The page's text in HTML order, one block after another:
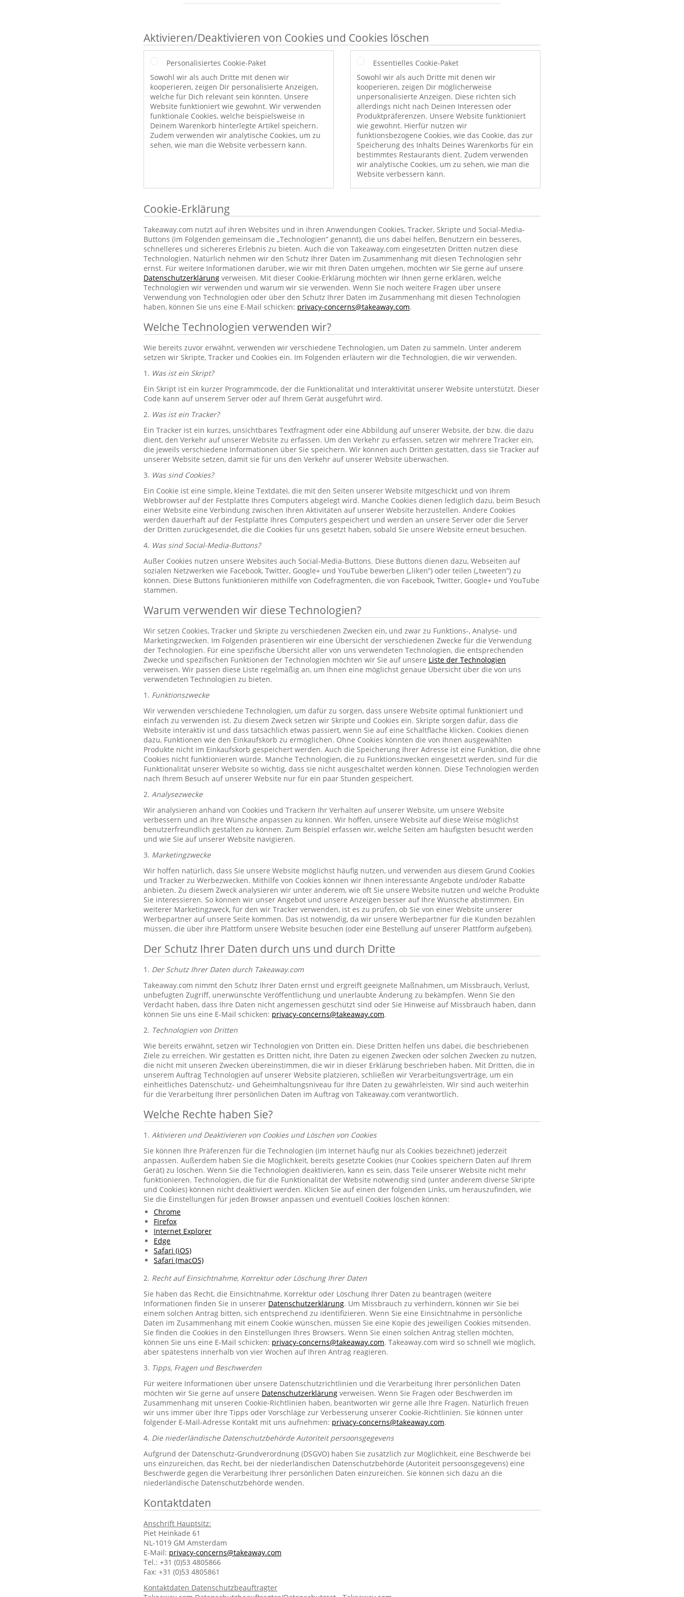
Aktivieren/Deaktivieren von Cookies und Cookies löschen
Personalisiertes Cookie-Paket
Sowohl wir als auch Dritte mit denen wir
kooperieren, zeigen Dir personalisierte Anzeigen,
welche für Dich relevant sein könnten. Unsere
Website funktioniert wie gewohnt. Wir verwenden
funktionale Cookies, welche beispielsweise in
Deinem Warenkorb hinterlegte Artikel speichern.
Zudem verwenden wir analytische Cookies, um zu
sehen, wie man die Website verbessern kann.
Essentielles Cookie-Paket
Sowohl wir als auch Dritte mit denen wir
kooperieren, zeigen Dir möglicherweise
unpersonalisierte Anzeigen. Diese richten sich
allerdings nicht nach Deinen Interessen oder
Produktpräferenzen. Unsere Website funktioniert
wie gewohnt. Hierfür nutzen wir
funktionsbezogene Cookies, wie das Cookie, das zur
Speicherung des Inhalts Deines Warenkorbs für ein
bestimmtes Restaurants dient. Zudem verwenden
wir analytische Cookies, um zu sehen, wie man die
Website verbessern kann.
Cookie-Erklärung
Takeaway.com nutzt auf ihren Websites und in ihren Anwendungen Cookies, Tracker, Skripte und Social-Media-
Buttons (im Folgenden gemeinsam die „Technologien“ genannt), die uns dabei helfen, Benutzern ein besseres,
schnelleres und sichereres Erlebnis zu bieten. Auch die von Takeaway.com eingesetzten Dritten nutzen diese
Technologien. Natürlich nehmen wir den Schutz Ihrer Daten im Zusammenhang mit diesen Technologien sehr
ernst. Für weitere Informationen darüber, wie wir mit Ihren Daten umgehen, möchten wir Sie gerne auf unsere
Datenschutzerklärung verweisen. Mit dieser Cookie-Erklärung möchten wir Ihnen gerne erklären, welche
Technologien wir verwenden und warum wir sie verwenden. Wenn Sie noch weitere Fragen über unsere
Verwendung von Technologien oder über den Schutz Ihrer Daten im Zusammenhang mit diesen Technologien
haben, können Sie uns eine E-Mail schicken: privacy-concerns@takeaway.com.
Welche Technologien verwenden wir?
Wie bereits zuvor erwähnt, verwenden wir verschiedene Technologien, um Daten zu sammeln. Unter anderem
setzen wir Skripte, Tracker und Cookies ein. Im Folgenden erläutern wir die Technologien, die wir verwenden.
1. Was ist ein Skript?
Ein Skript ist ein kurzer Programmcode, der die Funktionalität und Interaktivität unserer Website unterstützt. Dieser
Code kann auf unserem Server oder auf Ihrem Gerät ausgeführt wird.
2. Was ist ein Tracker?
Ein Tracker ist ein kurzes, unsichtbares Textfragment oder eine Abbildung auf unserer Website, der bzw. die dazu
dient, den Verkehr auf unserer Website zu erfassen. Um den Verkehr zu erfassen, setzen wir mehrere Tracker ein,
die jeweils verschiedene Informationen über Sie speichern. Wir können auch Dritten gestatten, dass sie Tracker auf
unserer Website setzen, damit sie für uns den Verkehr auf unserer Website überwachen.
3. Was sind Cookies?
Ein Cookie ist eine simple, kleine Textdatei, die mit den Seiten unserer Website mitgeschickt und von Ihrem
Webbrowser auf der Festplatte Ihres Computers abgelegt wird. Manche Cookies dienen lediglich dazu, beim Besuch
einer Website eine Verbindung zwischen Ihren Aktivitäten auf unserer Website herzustellen. Andere Cookies
werden dauerhaft auf der Festplatte Ihres Computers gespeichert und werden an unsere Server oder die Server
der Dritten zurückgesendet, die die Cookies für uns gesetzt haben, sobald Sie unsere Website erneut besuchen.
4. Was sind Social-Media-Buttons?
Außer Cookies nutzen unsere Websites auch Social-Media-Buttons. Diese Buttons dienen dazu, Webseiten auf
sozialen Netzwerken wie Facebook, Twitter, Google+ und YouTube bewerben („liken“) oder teilen („tweeten“) zu
können. Diese Buttons funktionieren mithilfe von Codefragmenten, die von Facebook, Twitter, Google+ und YouTube
stammen.
Warum verwenden wir diese Technologien?
Wir setzen Cookies, Tracker und Skripte zu verschiedenen Zwecken ein, und zwar zu Funktions-, Analyse- und
Marketingzwecken. Im Folgenden präsentieren wir eine Übersicht der verschiedenen Zwecke für die Verwendung
der Technologien. Für eine spezifische Übersicht aller von uns verwendeten Technologien, die entsprechenden
Zwecke und spezifischen Funktionen der Technologien möchten wir Sie auf unsere Liste der Technologien
verweisen. Wir passen diese Liste regelmäßig an, um Ihnen eine möglichst genaue Übersicht über die von uns
verwendeten Technologien zu bieten.
1. Funktionszwecke
Wir verwenden verschiedene Technologien, um dafür zu sorgen, dass unsere Website optimal funktioniert und
einfach zu verwenden ist. Zu diesem Zweck setzen wir Skripte und Cookies ein. Skripte sorgen dafür, dass die
Website interaktiv ist und dass tatsächlich etwas passiert, wenn Sie auf eine Schaltfläche klicken. Cookies dienen
dazu, Funktionen wie den Einkaufskorb zu ermöglichen. Ohne Cookies könnten die von Ihnen ausgewählten
Produkte nicht im Einkaufskorb gespeichert werden. Auch die Speicherung Ihrer Adresse ist eine Funktion, die ohne
Cookies nicht funktionieren würde. Manche Technologien, die zu Funktionszwecken eingesetzt werden, sind für die
Funktionalität unserer Website so wichtig, dass sie nicht ausgeschaltet werden können. Diese Technologien werden
nach Ihrem Besuch auf unserer Website nur für ein paar Stunden gespeichert.
2. Analysezwecke
Wir analysieren anhand von Cookies und Trackern Ihr Verhalten auf unserer Website, um unsere Website
verbessern und an Ihre Wünsche anpassen zu können. Wir hoffen, unsere Website auf diese Weise möglichst
benutzerfreundlich gestalten zu können. Zum Beispiel erfassen wir, welche Seiten am häufigsten besucht werden
und wie Sie auf unserer Website navigieren.
3. Marketingzwecke
Wir hoffen natürlich, dass Sie unsere Website möglichst häufig nutzen, und verwenden aus diesem Grund Cookies
und Tracker zu Werbezwecken. Mithilfe von Cookies können wir Ihnen interessante Angebote und/oder Rabatte
anbieten. Zu diesem Zweck analysieren wir unter anderem, wie oft Sie unsere Website nutzen und welche Produkte
Sie interessieren. So können wir unser Angebot und unsere Anzeigen besser auf Ihre Wünsche abstimmen. Ein
weiterer Marketingzweck, für den wir Tracker verwenden, ist es zu prüfen, ob Sie von einer Website unserer
Werbepartner auf unsere Seite kommen. Das ist notwendig, da wir unsere Werbepartner für die Kunden bezahlen
müssen, die über ihre Plattform unsere Website besuchen (oder eine Bestellung auf unserer Plattform aufgeben).
Der Schutz Ihrer Daten durch uns und durch Dritte
1. Der Schutz Ihrer Daten durch Takeaway.com
Takeaway.com nimmt den Schutz Ihrer Daten ernst und ergreift geeignete Maßnahmen, um Missbrauch, Verlust,
unbefugten Zugriff, unerwünschte Veröffentlichung und unerlaubte Änderung zu bekämpfen. Wenn Sie den
Verdacht haben, dass Ihre Daten nicht angemessen geschützt sind oder Sie Hinweise auf Missbrauch haben, dann
können Sie uns eine E-Mail schicken: privacy-concerns@takeaway.com.
2. Technologien von Dritten
Wie bereits erwähnt, setzen wir Technologien von Dritten ein. Diese Dritten helfen uns dabei, die beschriebenen
Ziele zu erreichen. Wir gestatten es Dritten nicht, Ihre Daten zu eigenen Zwecken oder solchen Zwecken zu nutzen,
die nicht mit unseren Zwecken übereinstimmen, die wir in dieser Erklärung beschrieben haben. Mit Dritten, die in
unserem Auftrag Technologien auf unserer Website platzieren, schließen wir Verarbeitungsverträge, um ein
einheitliches Datenschutz- und Geheimhaltungsniveau für Ihre Daten zu gewährleisten. Wir sind auch weiterhin
für die Verarbeitung Ihrer persönlichen Daten im Auftrag von Takeaway.com verantwortlich.
Welche Rechte haben Sie?
1. Aktivieren und Deaktivieren von Cookies und Löschen von Cookies
Sie können Ihre Präferenzen für die Technologien (im Internet häufig nur als Cookies bezeichnet) jederzeit
anpassen. Außerdem haben Sie die Möglichkeit, bereits gesetzte Cookies (nur Cookies speichern Daten auf Ihrem
Gerät) zu löschen. Wenn Sie die Technologien deaktivieren, kann es sein, dass Teile unserer Website nicht mehr
funktionieren. Technologien, die für die Funktionalität der Website notwendig sind (unter anderem diverse Skripte
und Cookies) können nicht deaktiviert werden. Klicken Sie auf einen der folgenden Links, um herauszufinden, wie
Sie die Einstellungen für jeden Browser anpassen und eventuell Cookies löschen können:
Chrome
Firefox
Internet Explorer
Edge
Safari (iOS)
Safari (macOS)
2. Recht auf Einsichtnahme, Korrektur oder Löschung Ihrer Daten
Sie haben das Recht, die Einsichtnahme, Korrektur oder Löschung Ihrer Daten zu beantragen (weitere
Informationen finden Sie in unserer Datenschutzerklärung. Um Missbrauch zu verhindern, können wir Sie bei
einem solchen Antrag bitten, sich entsprechend zu identifizieren. Wenn Sie eine Einsichtnahme in persönliche
Daten im Zusammenhang mit einem Cookie wünschen, müssen Sie eine Kopie des jeweiligen Cookies mitsenden.
Sie finden die Cookies in den Einstellungen Ihres Browsers. Wenn Sie einen solchen Antrag stellen möchten,
können Sie uns eine E-Mail schicken: privacy-concerns@takeaway.com. Takeaway.com wird so schnell wie möglich,
aber spätestens innerhalb von vier Wochen auf Ihren Antrag reagieren.
3. Tipps, Fragen und Beschwerden
Für weitere Informationen über unsere Datenschutzrichtlinien und die Verarbeitung Ihrer persönlichen Daten
möchten wir Sie gerne auf unsere Datenschutzerklärung verweisen. Wenn Sie Fragen oder Beschwerden im
Zusammenhang mit unseren Cookie-Richtlinien haben, beantworten wir gerne alle Ihre Fragen. Natürlich freuen
wir uns immer über Ihre Tipps oder Vorschläge zur Verbesserung unserer Cookie-Richtlinien. Sie können unter
folgender E-Mail-Adresse Kontakt mit uns aufnehmen: privacy-concerns@takeaway.com.
4. Die niederländische Datenschutzbehörde Autoriteit persoonsgegevens
Aufgrund der Datenschutz-Grundverordnung (DSGVO) haben Sie zusätzlich zur Möglichkeit, eine Beschwerde bei
uns einzureichen, das Recht, bei der niederländischen Datenschutzbehörde (Autoriteit persoonsgegevens) eine
Beschwerde gegen die Verarbeitung Ihrer persönlichen Daten einzureichen. Sie können sich dazu an die
niederländische Datenschutzbehörde wenden.
Kontaktdaten
Anschrift Hauptsitz:
Piet Heinkade 61
NL-1019 GM Amsterdam
E-Mail: privacy-concerns@takeaway.com
Tel.: +31 (0)53 4805866
Fax: +31 (0)53 4805861
Kontaktdaten Datenschutzbeauftragter